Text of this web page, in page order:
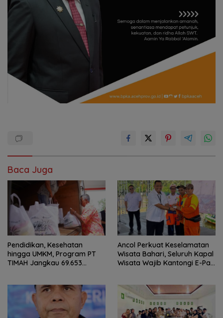
Baca Juga
Pendidikan, Kesehatan
hingga UMKM, Program PT
TIMAH Jangkau 69.653
Ancol Perkuat Keselamatan
Wisata Bahari, Seluruh Kapal
Wisata Wajib Kantongi E-Pas